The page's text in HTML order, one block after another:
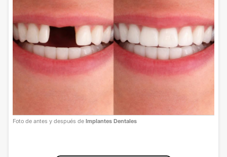
Foto de antes y después de Implantes Dentales